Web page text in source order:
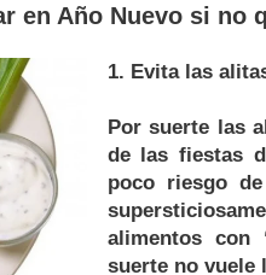
en Año Nuevo si no
1. Evita las
Por suerte las
de las fiestas
poco riesgo
alimentos con
suerte no vuele